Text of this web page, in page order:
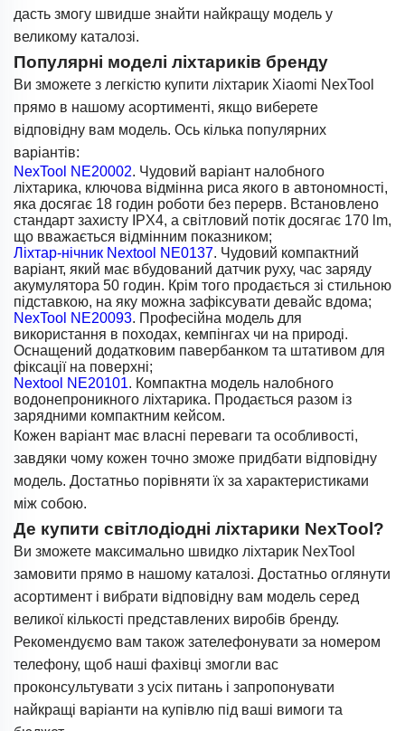
дасть змогу швидше знайти найкращу модель у
великому каталозі.
Популярні моделі ліхтариків бренду
Ви зможете з легкістю купити ліхтарик Xiaomi NexTool
прямо в нашому асортименті, якщо виберете
відповідну вам модель. Ось кілька популярних
варіантів:
NexTool NE20002. Чудовий варіант налобного
ліхтарика, ключова відмінна риса якого в автономності,
яка досягає 18 годин роботи без перерв. Встановлено
стандарт захисту IPX4, а світловий потік досягає 170 lm,
що вважається відмінним показником;
Ліхтар-нічник Nextool NE0137. Чудовий компактний
варіант, який має вбудований датчик руху, час заряду
акумулятора 50 годин. Крім того продається зі стильною
підставкою, на яку можна зафіксувати девайс вдома;
NexTool NE20093. Професійна модель для
використання в походах, кемпінгах чи на природі.
Оснащений додатковим павербанком та штативом для
фіксації на поверхні;
Nextool NE20101. Компактна модель налобного
водонепроникного ліхтарика. Продається разом із
зарядними компактним кейсом.
Кожен варіант має власні переваги та особливості,
завдяки чому кожен точно зможе придбати відповідну
модель. Достатньо порівняти їх за характеристиками
між собою.
Де купити світлодіодні ліхтарики NexTool?
Ви зможете максимально швидко ліхтарик NexTool
замовити прямо в нашому каталозі. Достатньо оглянути
асортимент і вибрати відповідну вам модель серед
великої кількості представлених виробів бренду.
Рекомендуємо вам також зателефонувати за номером
телефону, щоб наші фахівці змогли вас
проконсультувати з усіх питань і запропонувати
найкращі варіанти на купівлю під ваші вимоги та